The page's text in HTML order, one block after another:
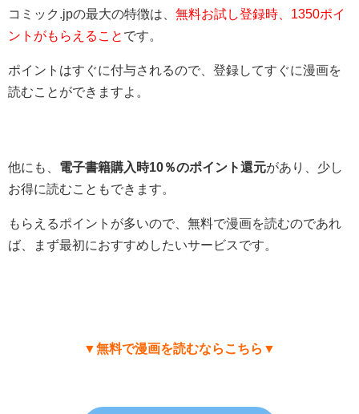
コミック.jpの最大の特徴は、 無料お試し登録時、1350ポイ
ントがもらえること です。
ポイントはすぐに付与されるので、登録してすぐに漫画を
読むことができますよ。
他にも、 電子書籍購入時10％のポイント還元があり、少し
お得に読むこともできます。
もらえるポイントが多いので、無料で漫画を読むのであれ
ば、まず最初におすすめしたいサービスです。
▼無料で漫画を読むならこちら▼